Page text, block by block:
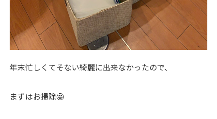
年末忙しくてそない綺麗に出来なかったので、
まずはお掃除🤩